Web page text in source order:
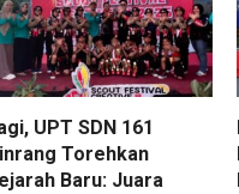
UPT SDN 161
Torehkan
Baru: Juara